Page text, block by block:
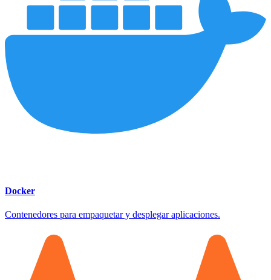
Docker
Contenedores para empaquetar y desplegar aplicaciones.